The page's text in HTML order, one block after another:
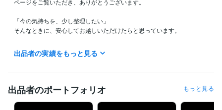
ページをご覧いただき、ありがとうございます。
「今の気持ちを、少し整理したい」
そんなときに、安心してお越しいただけたらと思っています。
夜の待機について
その日の状況によりますが、
タイミングが合えばそのままご利用いただけます。
出品者の実績をもっと見る
出品者のポートフォリオ もっと見る